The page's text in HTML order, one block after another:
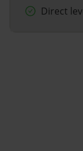
Direct